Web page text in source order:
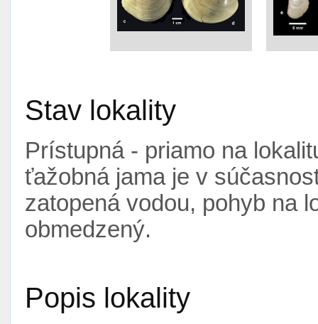
Stav lokality
Prístupná - priamo na
ťažobná jama je v
zatopená vodou, pohyb na
obmedzený.
Popis lokality